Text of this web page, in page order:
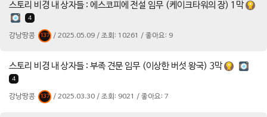
스토리 비경 내 상자들 : 에스코피에 전설 임무 (케이크타워의 장) 1막
4
강낭땅콩 137 / 2025.05.09 / 조회: 10261 / 좋아요: 9
스토리 비경 내 상자들 : 부족 견문 임무 (이상한 버섯 왕국) 3막
4
강낭땅콩 137 / 2025.03.30 / 조회: 9021 / 좋아요: 7